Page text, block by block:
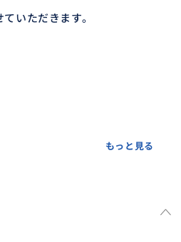
いただきます。
もっと見る